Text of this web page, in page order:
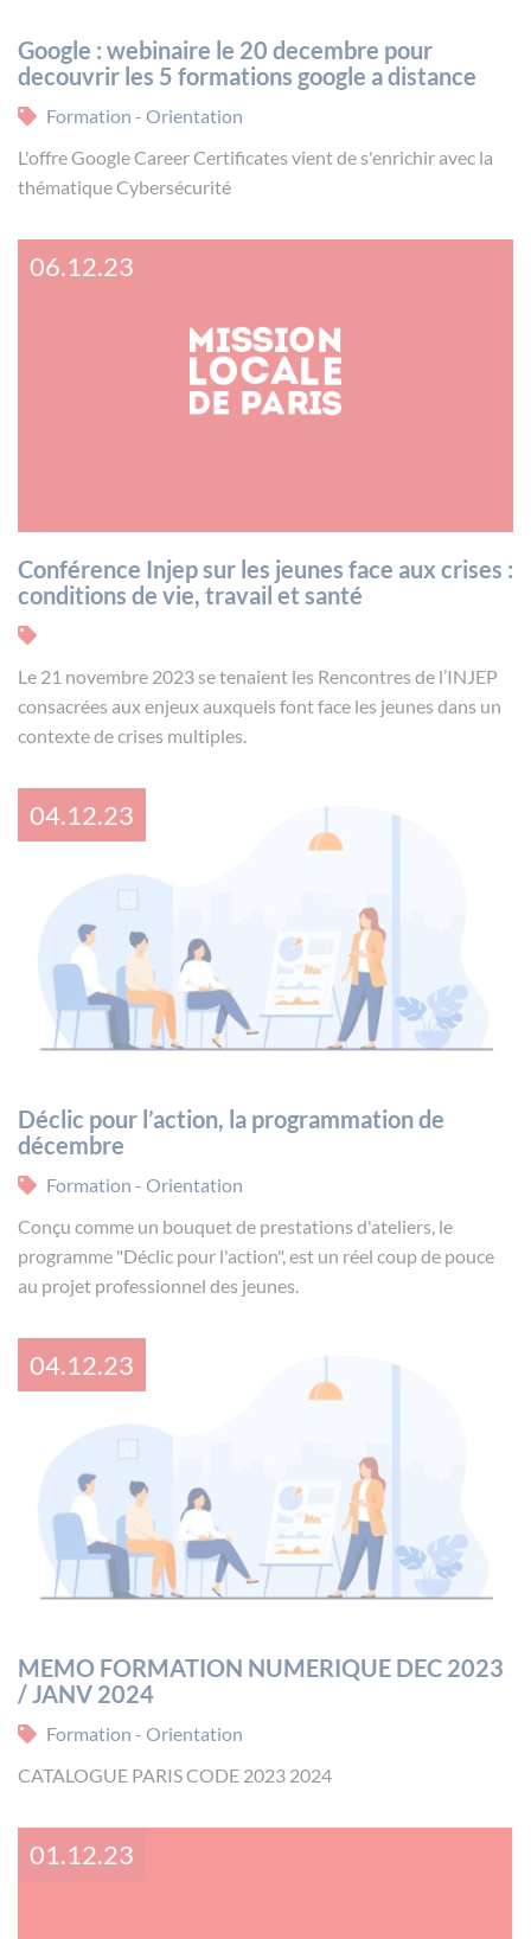
Google : webinaire le 20 decembre pour
decouvrir les 5 formations google a distance
Formation - Orientation
L'offre Google Career Certificates vient de s'enrichir avec la
thématique Cybersécurité
06.12.23
Conférence Injep sur les jeunes face aux crises :
conditions de vie, travail et santé
Le 21 novembre 2023 se tenaient les Rencontres de l’INJEP
consacrées aux enjeux auxquels font face les jeunes dans un
contexte de crises multiples.
04.12.23
Déclic pour l’action, la programmation de
décembre
Formation - Orientation
Conçu comme un bouquet de prestations d'ateliers, le
programme "Déclic pour l'action", est un réel coup de pouce
au projet professionnel des jeunes.
04.12.23
MEMO FORMATION NUMERIQUE DEC 2023
/ JANV 2024
Formation - Orientation
CATALOGUE PARIS CODE 2023 2024
01.12.23